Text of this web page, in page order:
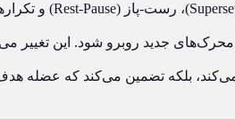
جدید روبرو شود. این تغییر
بلکه تضمین می‌کند که عضله